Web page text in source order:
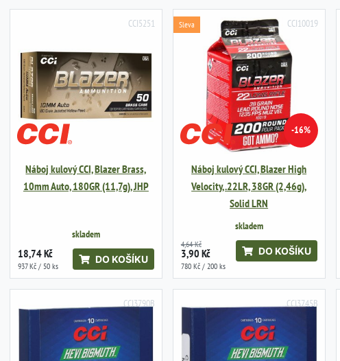
CCI5251
Náboj kulový CCI, Blazer Brass,
10mm Auto, 180GR (11,7g), JHP
skladem
18,74 Kč
937 Kč / 50 ks
DO KOŠÍKU
CCI10019
Sleva
-16%
Náboj kulový CCI, Blazer High
Velocity, .22LR, 38GR (2,46g),
Solid LRN
skladem
4,64 Kč
3,90 Kč
780 Kč / 200 ks
DO KOŠÍKU
CCI3790B CCI3745B